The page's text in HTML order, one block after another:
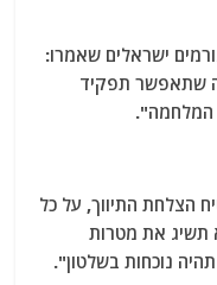
ישראלים שאמרו:
שתאפשר תפקיד
המלחמה".
הצלחת התיווך, על כל
תשיג את מטרות
נוכחות בשלטון".